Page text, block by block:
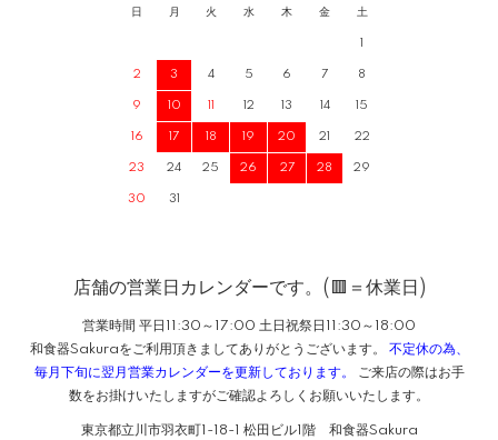
日 月 火 水 木 金 土
2 3 4 5 6 7 8
9 10 12 13 14 15
16 17 18 19 20 21 22
23 24 25 26 27 28 29
30 31
店舗の営業日カレンダーです。(🟥＝休業日)
営業時間 平日11:30～17:00 土日祝祭日11:30～18:00
和食器Sakuraをご利用頂きましてありがとうございます。 不定休の為、
毎月下旬に翌月営業カレンダーを更新しております。
ご来店の際はお手
数をお掛けいたしますがご確認よろしくお願いいたします。
東京都立川市羽衣町1-18-1 松田ビル1階 和食器Sakura